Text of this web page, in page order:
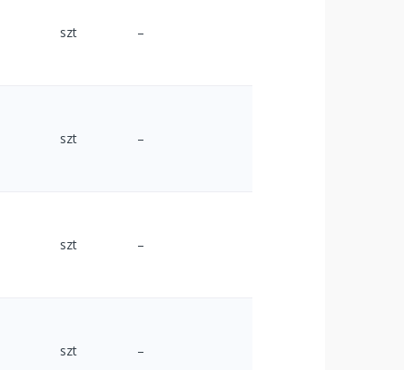
szt –
szt –
szt –
szt –